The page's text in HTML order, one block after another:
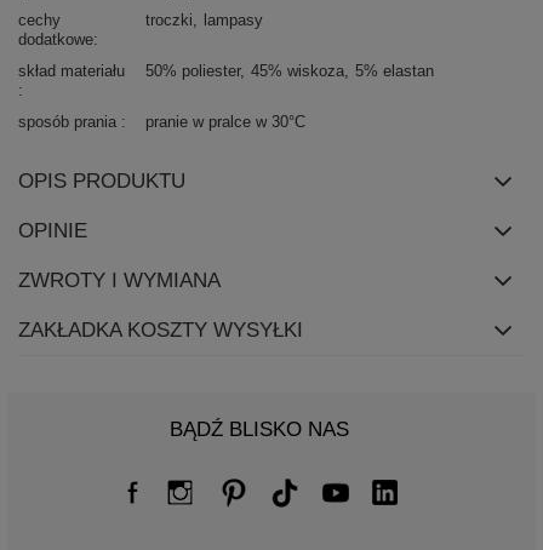
cechy
dodatkowe
troczki lampasy
skład materiału 50% poliester 45% wiskoza 5% elastan
sposób prania pranie w pralce w 30°C
OPIS PRODUKTU
OPINIE
ZWROTY I WYMIANA
ZAKŁADKA KOSZTY WYSYŁKI
BĄDŹ BLISKO NAS